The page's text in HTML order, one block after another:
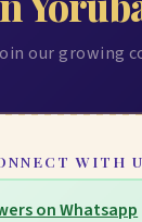
our growing
WITH
on Whatsapp